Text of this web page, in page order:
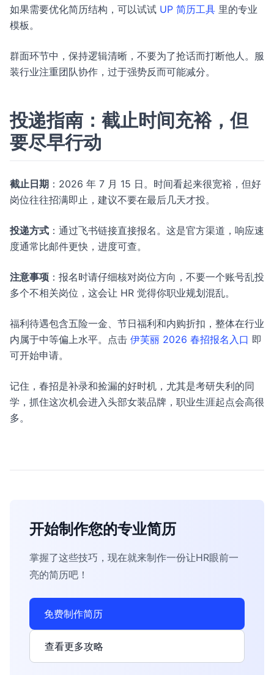
如果需要优化简历结构，可以试试 UP 简历工具 里的专业
模板。
群面环节中，保持逻辑清晰，不要为了抢话而打断他人。服
装行业注重团队协作，过于强势反而可能减分。
投递指南：截止时间充裕，但
要尽早行动
截止日期 ：2026 年 7 月 15 日。时间看起来很宽裕，但好
岗位往往招满即止，建议不要在最后几天才投。
投递方式 ：通过飞书链接直接报名。这是官方渠道，响应速
度通常比邮件更快，进度可查。
注意事项 ：报名时请仔细核对岗位方向，不要一个账号乱投
多个不相关岗位，这会让 HR 觉得你职业规划混乱。
福利待遇包含五险一金、节日福利和内购折扣，整体在行业
内属于中等偏上水平。点击 伊芙丽 2026 春招报名入口 即
可开始申请。
记住，春招是补录和捡漏的好时机，尤其是考研失利的同
学，抓住这次机会进入头部女装品牌，职业生涯起点会高很
多。
开始制作您的专业简历
掌握了这些技巧，现在就来制作一份让HR眼前一
亮的简历吧！
免费制作简历
查看更多攻略